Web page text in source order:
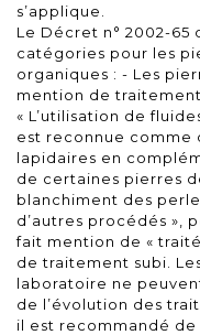
s’applique.
Le Décret n° 2002-65
catégories pour les
organiques : - Les
mention de
« L’utilisation de
est reconnue comme
lapidaires en
de certaines pierres
blanchiment des
d’autres procédés »,
fait mention de «
de traitement subi.
laboratoire ne
de l’évolution des
il est recommandé